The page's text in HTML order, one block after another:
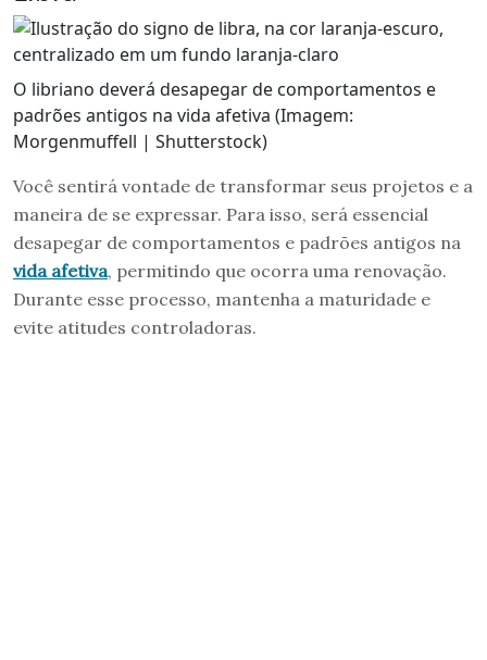
O libriano deverá desapegar de comportamentos e
padrões antigos na vida afetiva (Imagem:
Morgenmuffell | Shutterstock)
Você sentirá vontade de transformar seus projetos e a
maneira de se expressar. Para isso, será essencial
desapegar de comportamentos e padrões antigos na
vida afetiva, permitindo que ocorra uma renovação.
Durante esse processo, mantenha a maturidade e
evite atitudes controladoras.